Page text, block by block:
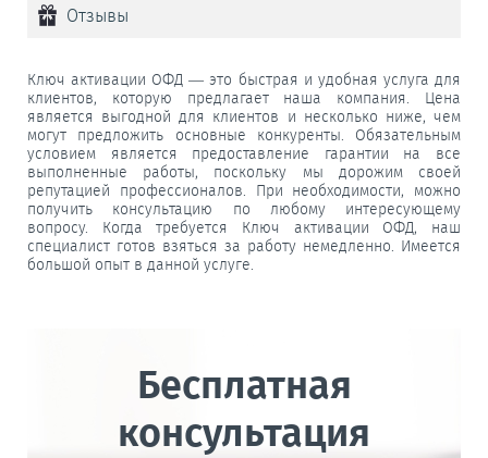
Отзывы
Ключ активации ОФД — это быстрая и удобная услуга для
клиентов, которую предлагает наша компания. Цена
является выгодной для клиентов и несколько ниже, чем
могут предложить основные конкуренты. Обязательным
условием является предоставление гарантии на все
выполненные работы, поскольку мы дорожим своей
репутацией профессионалов. При необходимости, можно
получить консультацию по любому интересующему
вопросу. Когда требуется Ключ активации ОФД, наш
специалист готов взяться за работу немедленно. Имеется
большой опыт в данной услуге.
Бесплатная
консультация